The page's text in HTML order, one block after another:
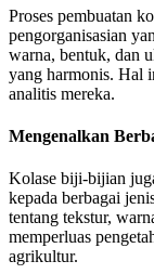
Proses pembuatan
pengorganisasian
warna, bentuk, dan
yang harmonis. Hal
analitis mereka.
Mengenalkan
Kolase biji-bijian
kepada berbagai
tentang tekstur,
memperluas
agrikultur.